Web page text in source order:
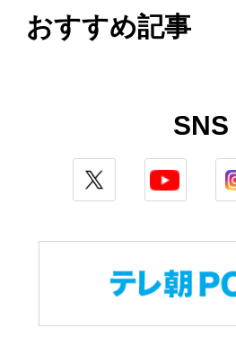
おすすめ記事
SNS
twitter